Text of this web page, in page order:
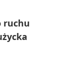
ruchu